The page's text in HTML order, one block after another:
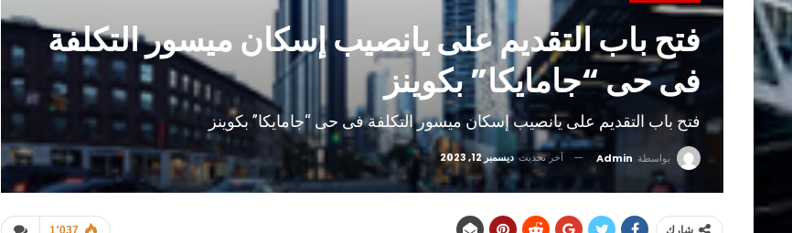
فتح باب التقديم على يانصيب إسكان ميسور التكلفة
فى حى “جامايكا” بكوينز
فتح باب التقديم على يانصيب إسكان ميسور التكلفة فى حى “جامايكا” بكوينز
بواسطة Admin آخر تحديث ديسمبر 12, 2023
1٬037 شارك